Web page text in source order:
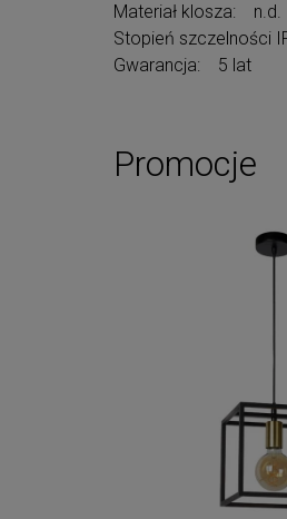
Materiał klosza: n.d.
Stopień szczelności
Gwarancja: 5 lat
Promocje